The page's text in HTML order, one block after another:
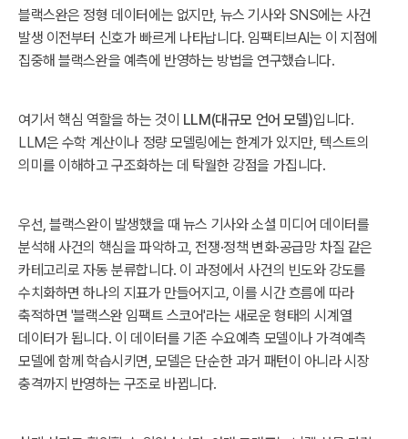
블랙스완은 정형 데이터에는 없지만, 뉴스 기사와 SNS에는 사건
발생 이전부터 신호가 빠르게 나타납니다. 임팩티브AI는 이 지점에
집중해 블랙스완을 예측에 반영하는 방법을 연구했습니다.
여기서 핵심 역할을 하는 것이 LLM(대규모 언어 모델)입니다.
LLM은 수학 계산이나 정량 모델링에는 한계가 있지만, 텍스트의
의미를 이해하고 구조화하는 데 탁월한 강점을 가집니다.
우선, 블랙스완이 발생했을 때 뉴스 기사와 소셜 미디어 데이터를
분석해 사건의 핵심을 파악하고, 전쟁·정책 변화·공급망 차질 같은
카테고리로 자동 분류합니다. 이 과정에서 사건의 빈도와 강도를
수치화하면 하나의 지표가 만들어지고, 이를 시간 흐름에 따라
축적하면 '블랙스완 임팩트 스코어'라는 새로운 형태의 시계열
데이터가 됩니다. 이 데이터를 기존 수요예측 모델이나 가격예측
모델에 함께 학습시키면, 모델은 단순한 과거 패턴이 아니라 시장
충격까지 반영하는 구조로 바뀝니다.